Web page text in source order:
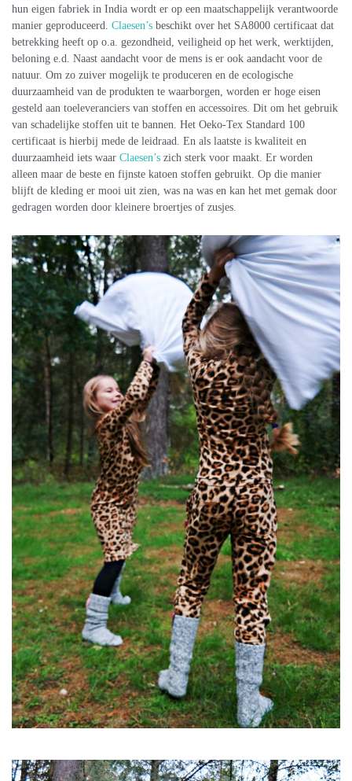
hun eigen fabriek in India wordt er op een maatschappelijk verantwoorde
manier geproduceerd. Claesen’s beschikt over het SA8000 certificaat dat
betrekking heeft op o.a. gezondheid, veiligheid op het werk, werktijden,
beloning e.d. Naast aandacht voor de mens is er ook aandacht voor de
natuur. Om zo zuiver mogelijk te produceren en de ecologische
duurzaamheid van de produkten te waarborgen, worden er hoge eisen
gesteld aan toeleveranciers van stoffen en accessoires. Dit om het gebruik
van schadelijke stoffen uit te bannen. Het Oeko-Tex Standard 100
certificaat is hierbij mede de leidraad. En als laatste is kwaliteit en
duurzaamheid iets waar Claesen’s zich sterk voor maakt. Er worden
alleen maar de beste en fijnste katoen stoffen gebruikt. Op die manier
blijft de kleding er mooi uit zien, was na was en kan het met gemak door
gedragen worden door kleinere broertjes of zusjes.